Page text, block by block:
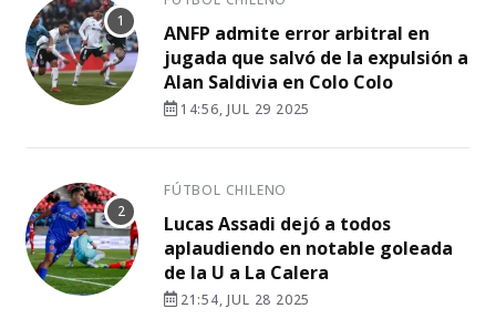
ANFP admite error arbitral en
jugada que salvó de la expulsión a
Alan Saldivia en Colo Colo
14:56, JUL 29 2025
FÚTBOL CHILENO
Lucas Assadi dejó a todos
aplaudiendo en notable goleada
de la U a La Calera
21:54, JUL 28 2025